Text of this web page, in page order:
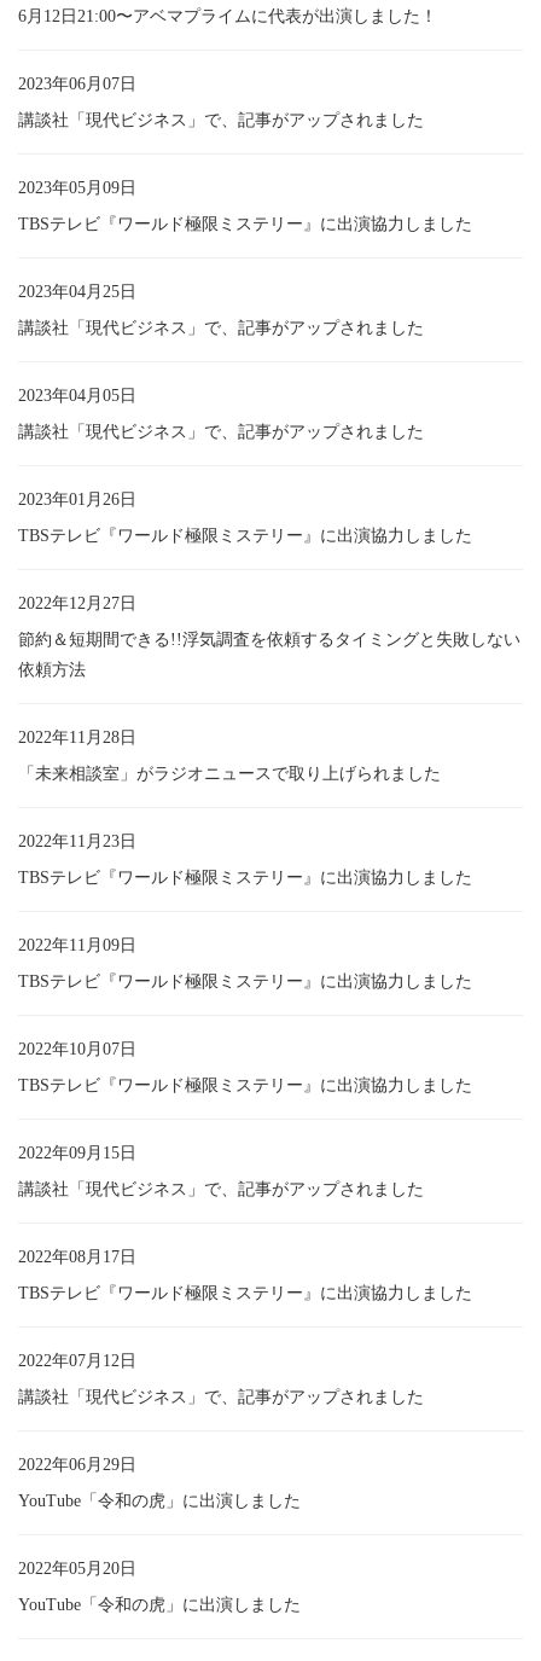
6月12日21:00〜アベマプライムに代表が出演しました！
2023年06月07日
講談社「現代ビジネス」で、記事がアップされました
2023年05月09日
TBSテレビ『ワールド極限ミステリー』に出演協力しました
2023年04月25日
講談社「現代ビジネス」で、記事がアップされました
2023年04月05日
講談社「現代ビジネス」で、記事がアップされました
2023年01月26日
TBSテレビ『ワールド極限ミステリー』に出演協力しました
2022年12月27日
節約＆短期間できる!!浮気調査を依頼するタイミングと失敗しない
依頼方法
2022年11月28日
「未来相談室」がラジオニュースで取り上げられました
2022年11月23日
TBSテレビ『ワールド極限ミステリー』に出演協力しました
2022年11月09日
TBSテレビ『ワールド極限ミステリー』に出演協力しました
2022年10月07日
TBSテレビ『ワールド極限ミステリー』に出演協力しました
2022年09月15日
講談社「現代ビジネス」で、記事がアップされました
2022年08月17日
TBSテレビ『ワールド極限ミステリー』に出演協力しました
2022年07月12日
講談社「現代ビジネス」で、記事がアップされました
2022年06月29日
YouTube「令和の虎」に出演しました
2022年05月20日
YouTube「令和の虎」に出演しました